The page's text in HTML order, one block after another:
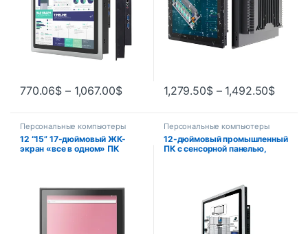
770.06$ – 1,067.00$ 1,279.50$– 1,492.50$
Персональные компьютеры
12 “15” 17-дюймовый ЖК-
экран «все в одном» ПК
ПК RS485 промышленный
панельный ПК
Персональные компьютеры
12-дюймовый промышленный
ПК с сенсорной панелью,
производительность, низкий
уровень шума